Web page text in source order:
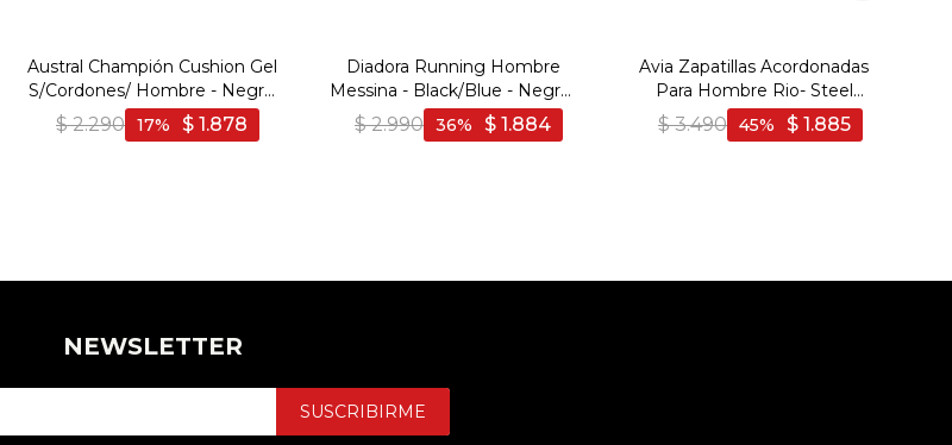
Austral Champión Cushion Gel
S/Cordones/ Hombre - Negro
- Negro
$ 2.290 $ 1.878
17
Diadora Running Hombre
Messina - Black/Blue - Negro-
Azul
$ 2.990 $ 1.884
36
Avia Zapatillas Acordonadas
Para Hombre Rio- Steel
Blue/Black - Azul-Negro
$ 3.490 $ 1.885
45
NEWSLETTER
SUSCRIBIRME